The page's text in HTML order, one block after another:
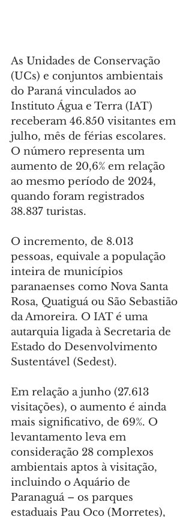
As Unidades de Conservação
(UCs) e conjuntos ambientais
do Paraná vinculados ao
Instituto Água e Terra (IAT)
receberam 46.850 visitantes em
julho, mês de férias escolares.
O número representa um
aumento de 20,6% em relação
ao mesmo período de 2024,
quando foram registrados
38.837 turistas.
O incremento, de 8.013
pessoas, equivale a população
inteira de municípios
paranaenses como Nova Santa
Rosa, Quatiguá ou São Sebastião
da Amoreira. O IAT é uma
autarquia ligada à Secretaria de
Estado do Desenvolvimento
Sustentável (Sedest).
Em relação a junho (27.613
visitações), o aumento é ainda
mais significativo, de 69%. O
levantamento leva em
consideração 28 complexos
ambientais aptos à visitação,
incluindo o Aquário de
Paranaguá – os parques
estaduais Pau Oco (Morretes),